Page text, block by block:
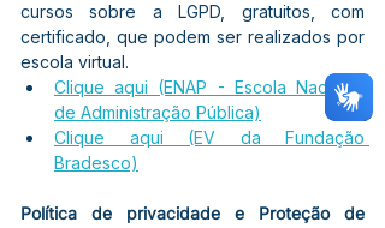
cursos sobre a LGPD, gratuitos, com
certificado, que podem ser realizados por
escola virtual.
Clique aqui (ENAP - Escola Nacional
de Administração Pública)
Clique aqui (EV da Fundação
Bradesco)
Política de privacidade e Proteção de